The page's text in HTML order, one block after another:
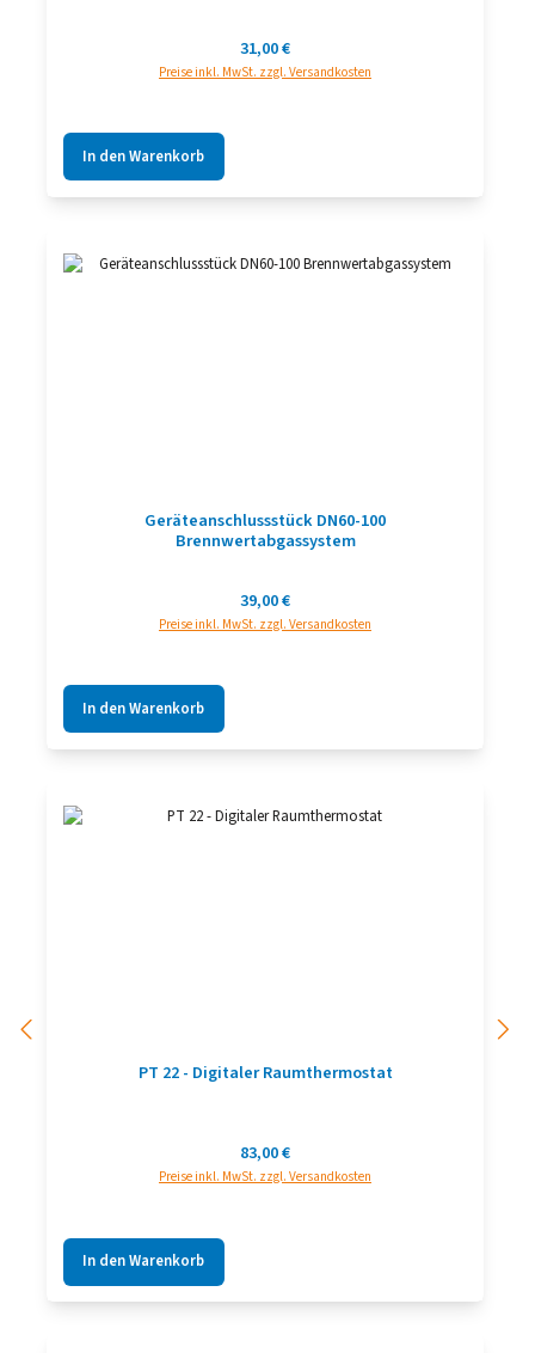
Regulärer Preis:
31,00 €
Preise inkl. MwSt. zzgl. Versandkosten
In den Warenkorb
Geräteanschlussstück DN60-100
Brennwertabgassystem
Regulärer Preis:
39,00 €
Preise inkl. MwSt. zzgl. Versandkosten
In den Warenkorb
PT 22 - Digitaler Raumthermostat
Regulärer Preis:
83,00 €
Preise inkl. MwSt. zzgl. Versandkosten
In den Warenkorb